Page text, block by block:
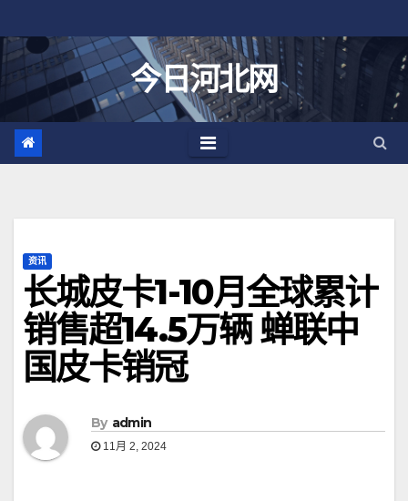
至
今日河北网
资讯
长城皮卡1-10月全球累计
销售超14.5万辆 蝉联中
国皮卡销冠
By admin
11月 2, 2024